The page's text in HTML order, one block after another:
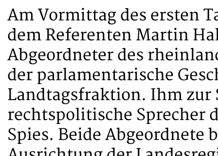
Am Vormittag des ersten
dem Referenten Martin
Abgeordneter des
der parlamentarische
Landtagsfraktion. Ihm zur
rechtspolitische Sprecher
Spies. Beide